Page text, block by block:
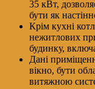
35 кВт,
бути як
Крім кухні
нежитлових
будинку,
Дані
вікно, бути
витяжною